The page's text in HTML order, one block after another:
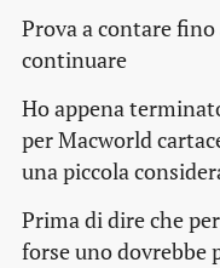
Prova a contare fino
continuare
Ho appena
per Macworld
una piccola
Prima di dire che
forse uno dovrebbe